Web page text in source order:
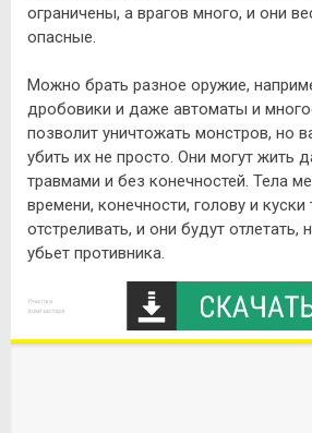
ограничены, а врагов много, и они
опасные.
Можно брать разное оружие,
дробовики и даже автоматы и
позволит уничтожать монстров, но
убить их не просто. Они могут жить
травмами и без конечностей. Тела
времени, конечности, голову и
отстреливать, и они будут отлетать,
убьет противника.